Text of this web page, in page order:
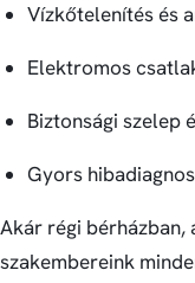
Vízkőtelenítés és
Elektromos
Biztonsági szelep
Gyors
Akár régi bérházban,
szakembereink